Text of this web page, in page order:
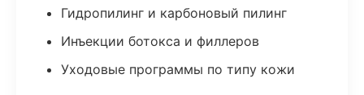
Гидропилинг и карбоновый пилинг
Инъекции ботокса и филлеров
Уходовые программы по типу кожи